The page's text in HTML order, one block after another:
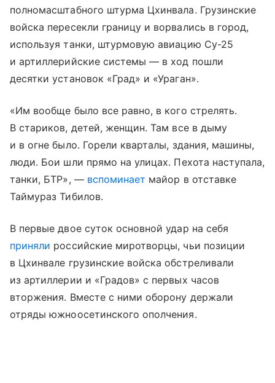
полномасштабного штурма Цхинвала. Грузинские
войска пересекли границу и ворвались в город,
используя танки, штурмовую авиацию Су-25
и артиллерийские системы — в ход пошли
десятки установок «Град» и «Ураган».
«Им вообще было все равно, в кого стрелять.
В стариков, детей, женщин. Там все в дыму
и в огне было. Горели кварталы, здания, машины,
люди. Бои шли прямо на улицах. Пехота наступала,
танки, БТР», — вспоминает майор в отставке
Таймураз Тибилов.
В первые двое суток основной удар на себя
приняли российские миротворцы, чьи позиции
в Цхинвале грузинские войска обстреливали
из артиллерии и «Градов» с первых часов
вторжения. Вместе с ними оборону держали
отряды южноосетинского ополчения.